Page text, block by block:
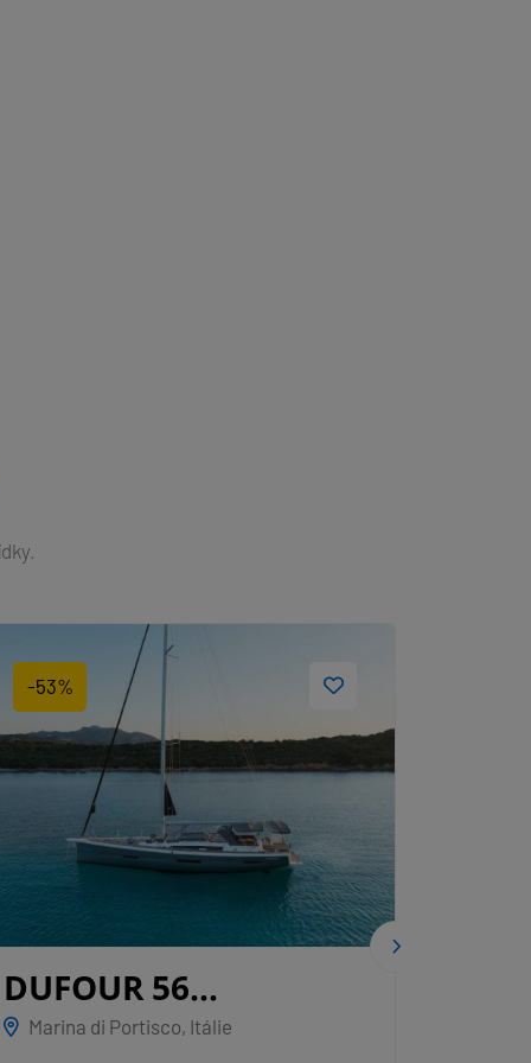
-53%
DUFOUR 56
EXCLUSIVE ALBUS
Marina di Portisco, Itálie